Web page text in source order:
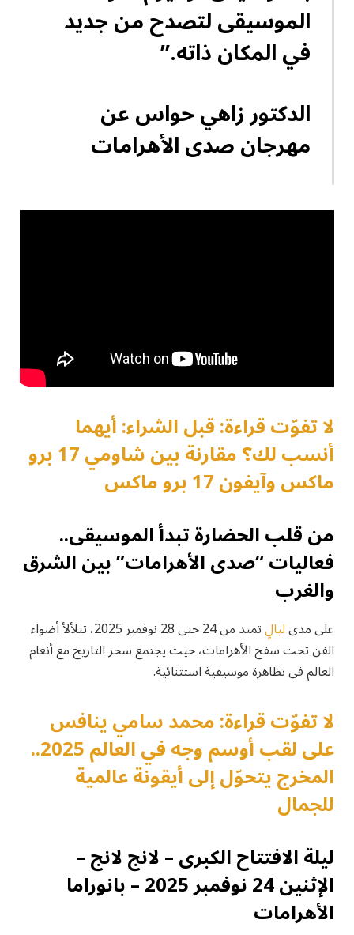
الموسيقى لتصدح من جديد
في المكان ذاته.”
الدكتور زاهي حواس عن
مهرجان صدى الأهرامات
لا تفوّت قراءة: قبل الشراء: أيهما
أنسب لك؟ مقارنة بين شاومي 17 برو
ماكس وآيفون 17 برو ماكس
من قلب الحضارة تبدأ الموسيقى..
فعاليات “صدى الأهرامات” بين الشرق
والغرب
على مدىليالٍ تمتد من 24 حتى 28 نوفمبر 2025، تتلألأ أضواء
الفن تحت سفح الأهرامات، حيث يجتمع سحر التاريخ مع أنغام
العالم في تظاهرة موسيقية استثنائية.
لا تفوّت قراءة: محمد سامي ينافس
على لقب أوسم وجه في العالم 2025..
المخرج يتحوّل إلى أيقونة عالمية
للجمال
ليلة الافتتاح الكبرى – لانج لانج–
الإثنين 24 نوفمبر 2025 – بانوراما
الأهرامات